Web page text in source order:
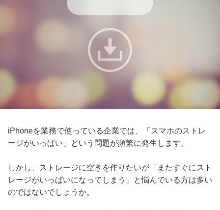
iPhoneを業務で使っている企業では、「スマホのストレ
ージがいっぱい」という問題が頻繁に発生します。
しかし、ストレージに空きを作りたいが「またすぐにスト
レージがいっぱいになってしまう」と悩んでいる方は多い
のではないでしょうか。